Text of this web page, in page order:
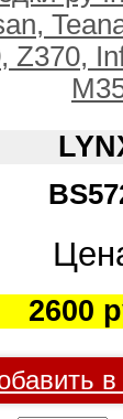
Z370,
2600
в